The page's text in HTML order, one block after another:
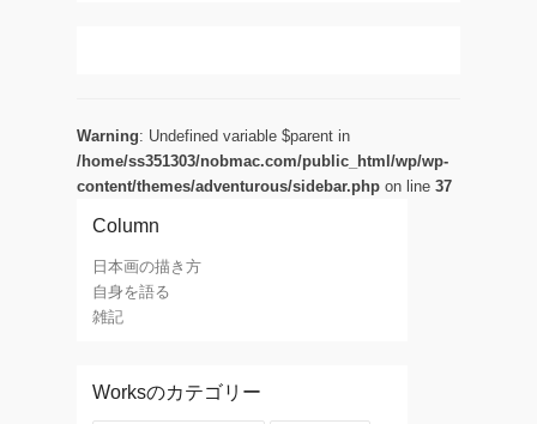
Warning: Undefined variable $parent in
/home/ss351303/nobmac.com/public_html/wp/wp-
content/themes/adventurous/sidebar.php on line 37
Column
日本画の描き方
自身を語る
雑記
Worksのカテゴリー